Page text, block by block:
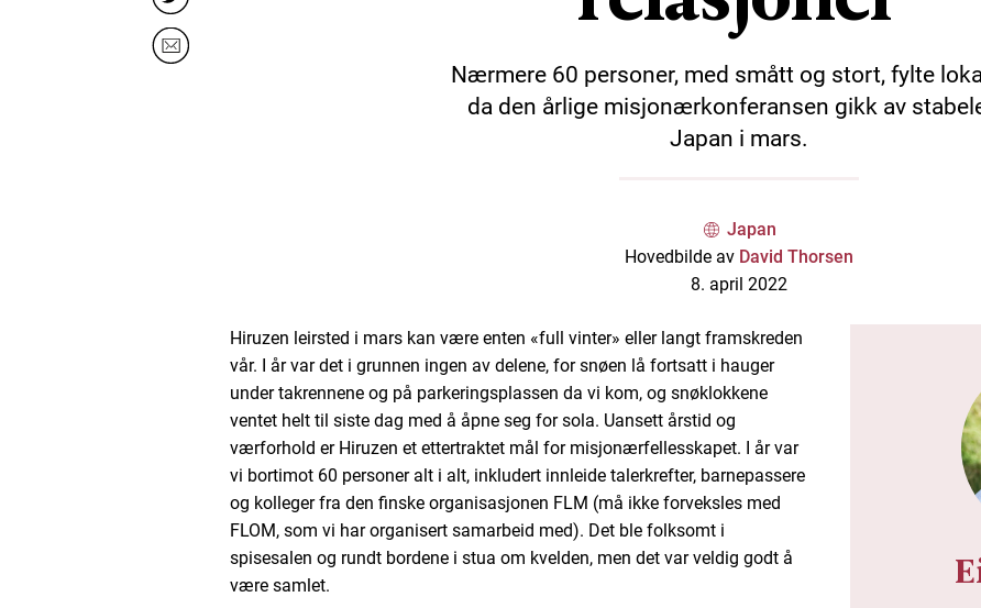
Nærmere 60 personer, med smått og stort, fylte
da den årlige misjonærkonferansen gikk av
Japan i mars.
Japan
Hovedbilde av David Thorsen
8. april 2022
Hiruzen leirsted i mars kan være enten «full vinter» eller langt framskreden
vår. I år var det i grunnen ingen av delene, for snøen lå fortsatt i hauger
under takrennene og på parkeringsplassen da vi kom, og snøklokkene
ventet helt til siste dag med å åpne seg for sola. Uansett årstid og
værforhold er Hiruzen et ettertraktet mål for misjonærfellesskapet. I år var
vi bortimot 60 personer alt i alt, inkludert innleide talerkrefter, barnepassere
og kolleger fra den finske organisasjonen FLM (må ikke forveksles med
FLOM, som vi har organisert samarbeid med). Det ble folksomt i
spisesalen og rundt bordene i stua om kvelden, men det var veldig godt å
være samlet.